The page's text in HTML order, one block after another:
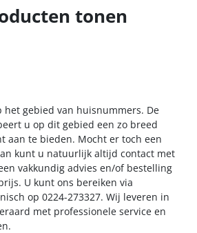
tonen
het gebied van huisnummers. De
u op dit gebied een zo breed
aan te bieden. Mocht er toch een
kunt u natuurlijk altijd contact met
vakkundig advies en/of bestelling
U kunt ons bereiken via
op 0224-273327. Wij leveren in
met professionele service en